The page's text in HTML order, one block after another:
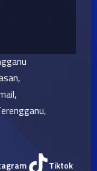
Tiktok